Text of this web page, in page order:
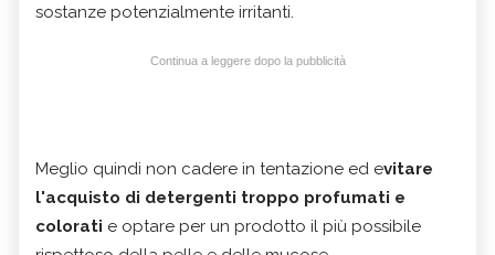
sostanze potenzialmente irritanti.
Continua a leggere dopo la pubblicità
Meglio quindi non cadere in tentazione ed evitare
l'acquisto di detergenti troppo profumati e
colorati e optare per un prodotto il più possibile